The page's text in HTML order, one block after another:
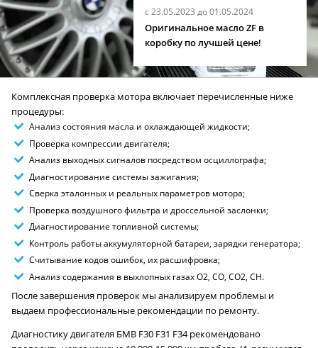
с 23.05.2023 до 01.05.2024
Оригинальное масло ZF в
коробку по лучшей цене!
Комплексная проверка мотора включает перечисленные ниже
процедуры:
Анализ состояния масла и охлаждающей жидкости;
Проверка компрессии двигателя;
Анализ выходных сигналов посредством осциллографа;
Диагностирование системы зажигания;
Сверка эталонных и реальных параметров мотора;
Проверка воздушного фильтра и дроссельной заслонки;
Диагностирование топливной системы;
Контроль работы аккумуляторной батареи, зарядки генератора;
Считывание кодов ошибок, их расшифровка;
Анализ содержания в выхлопных газах O2, CO, CO2, CH.
После завершения проверок мы анализируем проблемы и
выдаем профессиональные рекомендации по ремонту.
Диагностику двигателя БМВ F30 F31 F34 рекомендовано